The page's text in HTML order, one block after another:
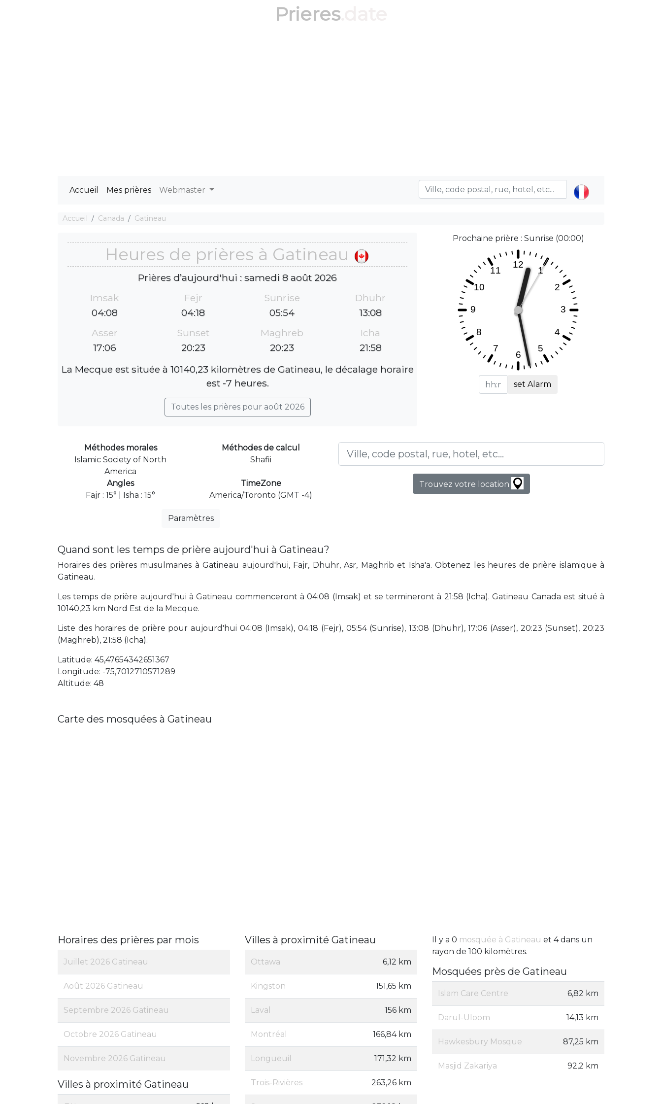
Prieres
Accueil Mes prières Webmaster
Accueil Canada Gatineau
Heures de prières à Gatineau
Prières d’aujourd'hui : samedi 8 août 2026
Imsak
04:08
Fejr
04:18
Sunrise
05:54
Dhuhr
13:08
Asser
17:06
Sunset
20:23
Maghreb
20:23
Icha
21:58
La Mecque est située à 10140,23 kilomètres de Gatineau, le décalage horaire
est -7 heures.
Toutes les prières pour août 2026
Prochaine prière : Sunrise (00:00)
set Alarm
Méthodes morales
Islamic Society of North
America
Méthodes de calcul
Shafii
Angles
Fajr : 15° | Isha : 15°
TimeZone
America/Toronto (GMT -4)
Paramètres
Trouvez votre location
Quand sont les temps de prière aujourd'hui à Gatineau?
Horaires des prières musulmanes à Gatineau aujourd'hui, Fajr, Dhuhr, Asr, Maghrib et Isha'a. Obtenez les heures de prière islamique à
Gatineau.
Les temps de prière aujourd'hui à Gatineau commenceront à 04:08 (Imsak) et se termineront à 21:58 (Icha). Gatineau Canada est situé à
10140,23 km Nord Est de la Mecque.
Liste des horaires de prière pour aujourd'hui 04:08 (Imsak), 04:18 (Fejr), 05:54 (Sunrise), 13:08 (Dhuhr), 17:06 (Asser), 20:23 (Sunset), 20:23
(Maghreb), 21:58 (Icha).
Latitude: 45,47654342651367
Longitude: -75,7012710571289
Altitude: 48
Carte des mosquées à Gatineau
Horaires des prières par mois
Juillet 2026 Gatineau
Août 2026 Gatineau
Septembre 2026 Gatineau
Octobre 2026 Gatineau
Novembre 2026 Gatineau
Villes à proximité Gatineau
Villes à proximité Gatineau
Ottawa 6,12 km
Kingston 151,65 km
Laval 156 km
Montréal 166,84 km
Longueuil 171,32 km
Trois-Rivières 263,26 km
Il y a 0 mosquée à Gatineau et 4 dans un
rayon de 100 kilomètres.
Mosquées près de Gatineau
Islam Care Centre 6,82 km
Darul-Uloom 14,13 km
Hawkesbury Mosque 87,25 km
Masjid Zakariya 92,2 km